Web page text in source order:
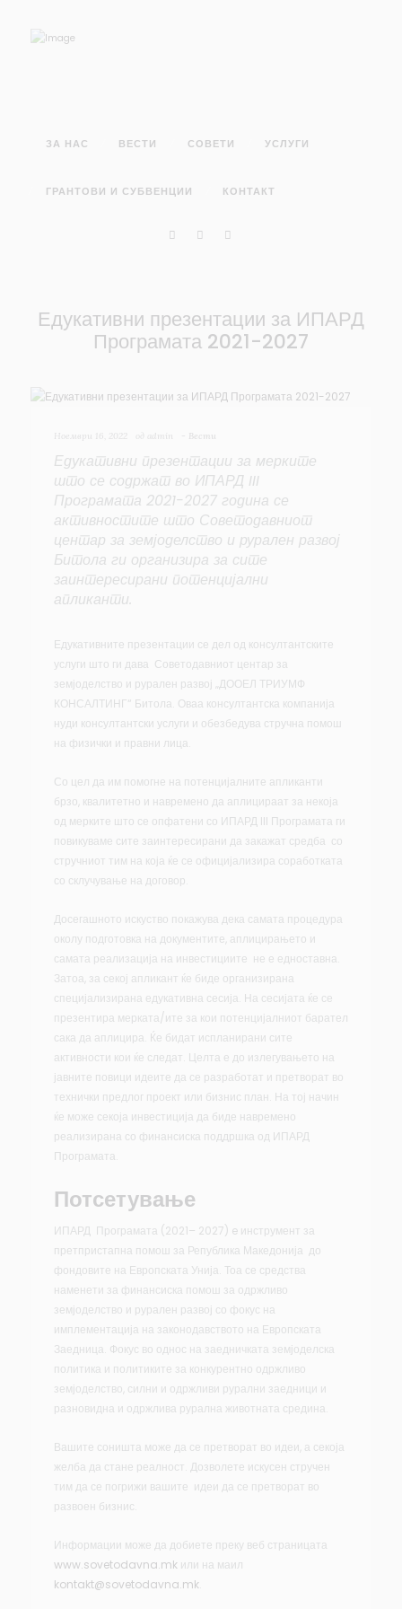
ЗА НАС ВЕСТИ СОВЕТИ УСЛУГИ
ГРАНТОВИ И СУБВЕНЦИИ КОНТАКТ
Едукативни презентации за ИПАРД
Програмата 2021-2027
Ноември 16, 2022 admin Вести
Едукативни презентации за мерките
што се содржат во ИПАРД III
Програмата 2021-2027 година се
активностите што Советодавниот
центар за земјоделство и рурален развој
Битола ги организира за сите
заинтересирани потенцијални
апликанти.
Едукативните презентации се дел од консултантските
услуги што ги дава Советодавниот центар за
земјоделство и рурален развој „ДООЕЛ ТРИУМФ
КОНСАЛТИНГ“ Битола. Оваа консултантска компанија
нуди консултантски услуги и обезбедува стручна помош
на физички и правни лица.
Со цел да им помогне на потенцијалните апликанти
брзо, квалитетно и навремено да аплицираат за некоја
од мерките што се опфатени со ИПАРД III Програмата ги
повикуваме сите заинтересирани да закажат средба со
стручниот тим на која ќе се официјализира соработката
со склучување на договор.
Досегашното искуство покажува дека самата процедура
околу подготовка на документите, аплицирањето и
самата реализација на инвестициите не е едноставна.
Затоа, за секој апликант ќе биде организирана
специјализирана едукативна сесија. На сесијата ќе се
презентира мерката/ите за кои потенцијалниот барател
сака да аплицира. Ќе бидат испланирани сите
активности кои ќе следат. Целта е до излегувањето на
јавните повици идеите да се разработат и претворат во
технички предлог проект или бизнис план. На тој начин
ќе може секоја инвестиција да биде навремено
реализирана со финансиска поддршка од ИПАРД
Програмата.
Потсетување
ИПАРД Програмата (2021– 2027) e инструмент за
претпристапна помош за Република Македонија до
фондовите на Европската Унија. Тоа се средства
наменети за финансиска помош за одржливо
земјоделство и рурален развој со фокус на
имплементација на законодавството на Европската
Заедница. Фокус во однос на заедничката земјоделска
политика и политиките за конкурентно одржливо
земјоделство, силни и одржливи рурални заедници и
разновидна и одржлива рурална животната средина.
Вашите соништа може да се претворат во идеи, а секоја
желба да стане реалност. Дозволете искусен стручен
тим да се погрижи вашите идеи да се претворат во
развоен бизнис.
Информации може да добиете преку веб страницата
www.sovetodavna.mkили на маил
kontakt@sovetodavna.mk.